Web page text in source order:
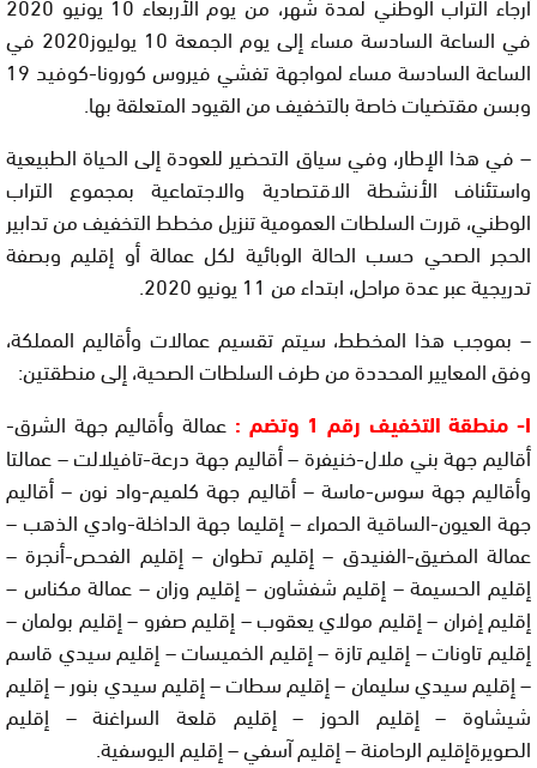
في الساعة السادسة مساء إلى يوم الجمعة 10 يوليوز2020 في
الساعة السادسة مساء لمواجهة تفشي فيروس كورونا-كوفيد 19
وبسن مقتضيات خاصة بالتخفيف من القيود المتعلقة بها.
– في هذا الإطار، وفي سياق التحضير للعودة إلى الحياة الطبيعية
واستئناف الأنشطة الاقتصادية والاجتماعية بمجموع التراب
الوطني، قررت السلطات العمومية تنزيل مخطط التخفيف من تدابير
الحجر الصحي حسب الحالة الوبائية لكل عمالة أو إقليم وبصفة
تدريجية عبر عدة مراحل، ابتداء من 11 يونيو 2020.
– بموجب هذا المخطط، سيتم تقسيم عمالات وأقاليم المملكة،
وفق المعايير المحددة من طرف السلطات الصحية، إلى منطقتين:
I- منطقة التخفيف رقم 1 وتضم :
عمالة وأقاليم جهة الشرق-
أقاليم جهة بني ملال-خنيفرة – أقاليم جهة درعة-تافيلالت – عمالتا
وأقاليم جهة سوس-ماسة – أقاليم جهة كلميم-واد نون – أقاليم
جهة العيون-الساقية الحمراء – إقليما جهة الداخلة-وادي الذهب –
عمالة المضيق-الفنيدق – إقليم تطوان – إقليم الفحص-أنجرة –
إقليم الحسيمة – إقليم شفشاون – إقليم وزان – عمالة مكناس –
إقليم إفران – إقليم مولاي يعقوب – إقليم صفرو – إقليم بولمان –
إقليم تاونات – إقليم تازة – إقليم الخميسات – إقليم سيدي قاسم
– إقليم سيدي سليمان – إقليم سطات – إقليم سيدي بنور – إقليم
شيشاوة – إقليم الحوز – إقليم قلعة السراغنة – إقليم
الصويرةإقليم الرحامنة – إقليم آسفي – إقليم اليوسفية.